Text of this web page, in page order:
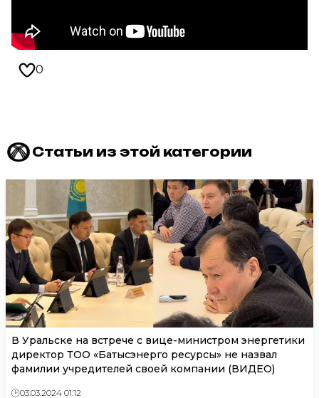
0
Статьи из этой категории
В Уральске на встрече с вице-министром энергетики
директор ТОО «Батысэнерго ресурсы» не назвал
фамилии учредителей своей компании (ВИДЕО)
03.03.2024 01:12